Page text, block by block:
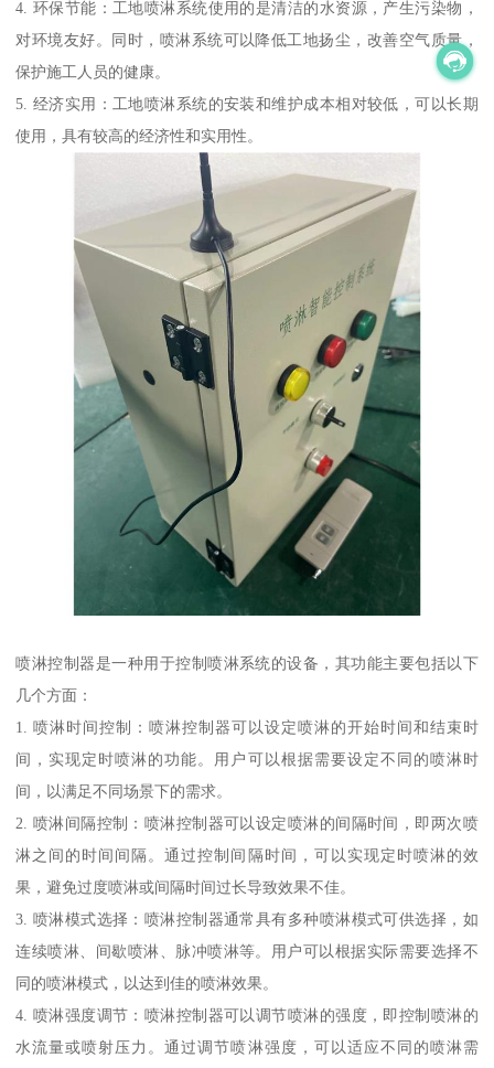
4. 环保节能：工地喷淋系统使用的是清洁的水资源，产生污染物，
对环境友好。同时，喷淋系统可以降低工地扬尘，改善空气质量，
保护施工人员的健康。
5. 经济实用：工地喷淋系统的安装和维护成本相对较低，可以长期
使用，具有较高的经济性和实用性。
喷淋控制器是一种用于控制喷淋系统的设备，其功能主要包括以下
几个方面：
1. 喷淋时间控制：喷淋控制器可以设定喷淋的开始时间和结束时
间，实现定时喷淋的功能。用户可以根据需要设定不同的喷淋时
间，以满足不同场景下的需求。
2. 喷淋间隔控制：喷淋控制器可以设定喷淋的间隔时间，即两次喷
淋之间的时间间隔。通过控制间隔时间，可以实现定时喷淋的效
果，避免过度喷淋或间隔时间过长导致效果不佳。
3. 喷淋模式选择：喷淋控制器通常具有多种喷淋模式可供选择，如
连续喷淋、间歇喷淋、脉冲喷淋等。用户可以根据实际需要选择不
同的喷淋模式，以达到佳的喷淋效果。
4. 喷淋强度调节：喷淋控制器可以调节喷淋的强度，即控制喷淋的
水流量或喷射压力。通过调节喷淋强度，可以适应不同的喷淋需